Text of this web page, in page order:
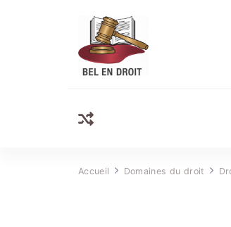
Accueil Domaines du droit